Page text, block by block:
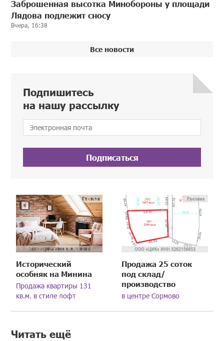
Заброшенная высотка Минобороны у площади
Лядова подлежит сносу
Вчера, 16:38
Все новости
Подпишитесь
на нашу рассылку
Подписаться
Исторический
особняк на Минина
Продажа квартиры 131
кв.м. в стиле лофт
Продажа 25 соток
под склад/
производство
в центре Сормово
Читать ещё